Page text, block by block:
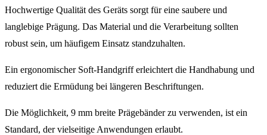
Hochwertige Qualität des Geräts sorgt für eine saubere und
langlebige Prägung. Das Material und die Verarbeitung sollten
robust sein, um häufigem Einsatz standzuhalten.
Ein ergonomischer Soft-Handgriff erleichtert die Handhabung und
reduziert die Ermüdung bei längeren Beschriftungen.
Die Möglichkeit, 9 mm breite Prägebänder zu verwenden, ist ein
Standard, der vielseitige Anwendungen erlaubt.